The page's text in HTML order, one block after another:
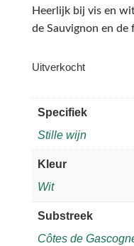
Heerlijk bij vis en
de Sauvignon en
Uitverkocht
Specifiek
Stille wijn
Kleur
Wit
Substreek
Côtes de